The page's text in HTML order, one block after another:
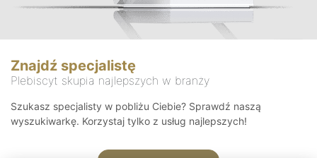
Znajdź specjalistę
Plebiscyt skupia najlepszych w branży
Szukasz specjalisty w pobliżu Ciebie? Sprawdź naszą
wyszukiwarkę. Korzystaj tylko z usług najlepszych!